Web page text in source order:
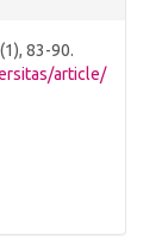
(1), 83-90.
article/